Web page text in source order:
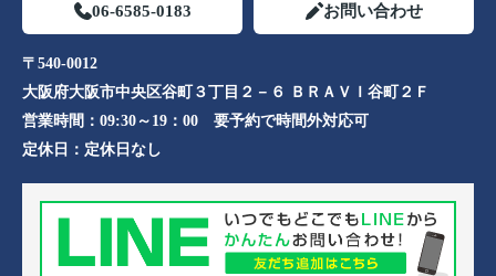
06-6585-0183 お問い合わせ
〒540-0012
大阪府大阪市中央区谷町３丁目２－６ ＢＲＡＶＩ谷町２Ｆ
営業時間： 09:30～19：00 要予約で時間外対応可
定休日： 定休日なし